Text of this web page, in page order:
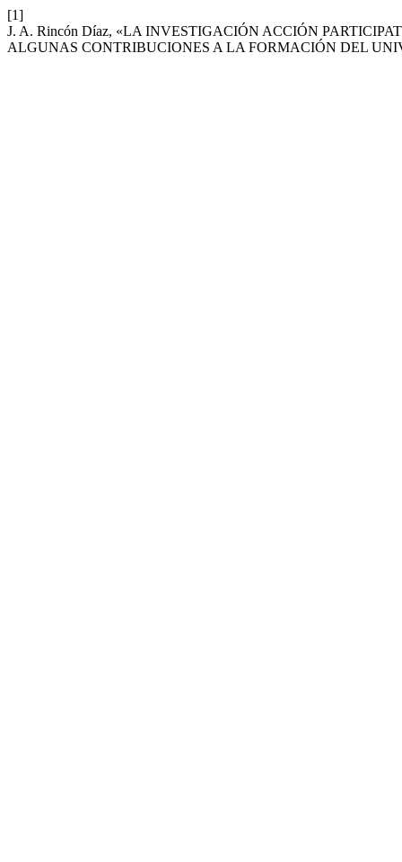
[1]
J. A. Rincón Díaz, «LA INVESTIGACIÓN ACCIÓN
ALGUNAS CONTRIBUCIONES A LA FORMACIÓN DEL